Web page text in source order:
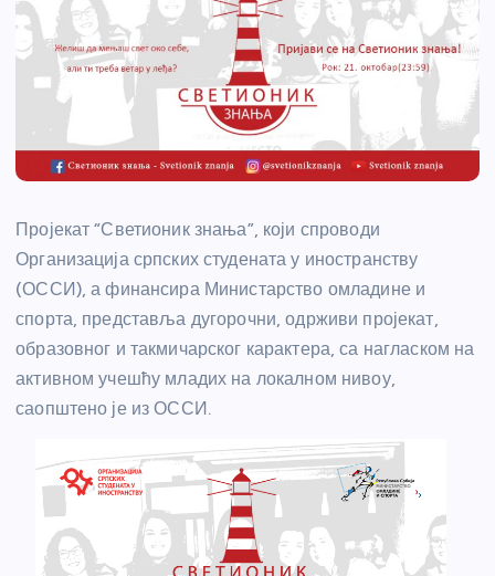
Пројекат “Светионик знања”, који спроводи
Организација српских студената у иностранству
(ОССИ), а финансира Министарство омладине и
спорта, представља дугорочни, одрживи пројекат,
образовног и такмичарског карактера, са нагласком на
активном учешћу младих на локалном нивоу,
саопштено је из ОССИ.